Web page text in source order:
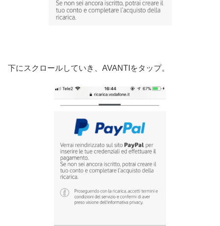
下にスクロールしていき、AVANTIをタップ。